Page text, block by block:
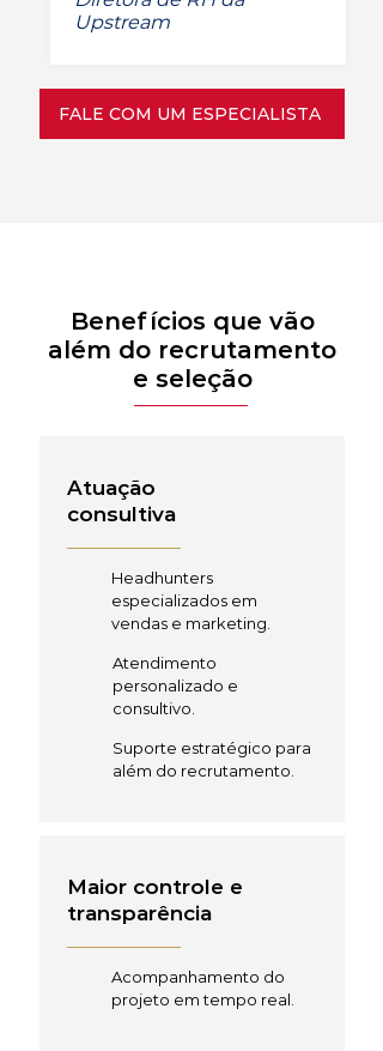
Upstream
FALE COM UM ESPECIALISTA
Benefícios que vão
além do recrutamento
e seleção
Atuação
consultiva
Headhunters
especializados em
vendas e marketing.
Atendimento
personalizado e
consultivo.
Suporte estratégico para
além do recrutamento.
Maior controle e
transparência
Acompanhamento do
projeto em tempo real.